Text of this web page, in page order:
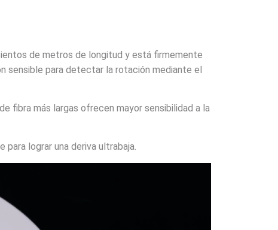
de metros de longitud y está firmemente
sensible para detectar la rotación mediante el
fibra más largas ofrecen mayor sensibilidad a la
lograr una deriva ultrabaja.